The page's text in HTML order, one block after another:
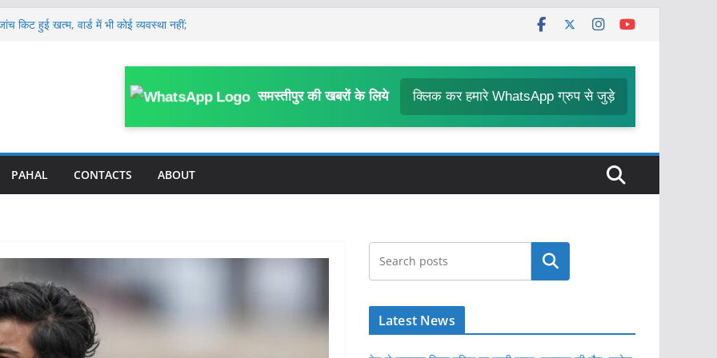
किट हुई खत्म, वार्ड में भी कोई व्यवस्था नहीं;
कर्मियों ने कानूनगो पर लगाया अभद्र
में बेचा
समस्तीपुर की खबरों के लिये क्लिक कर हमारे WhatsApp ग्रुप से जुड़े
PAHAL CONTACTS ABOUT
खोजें
Latest News